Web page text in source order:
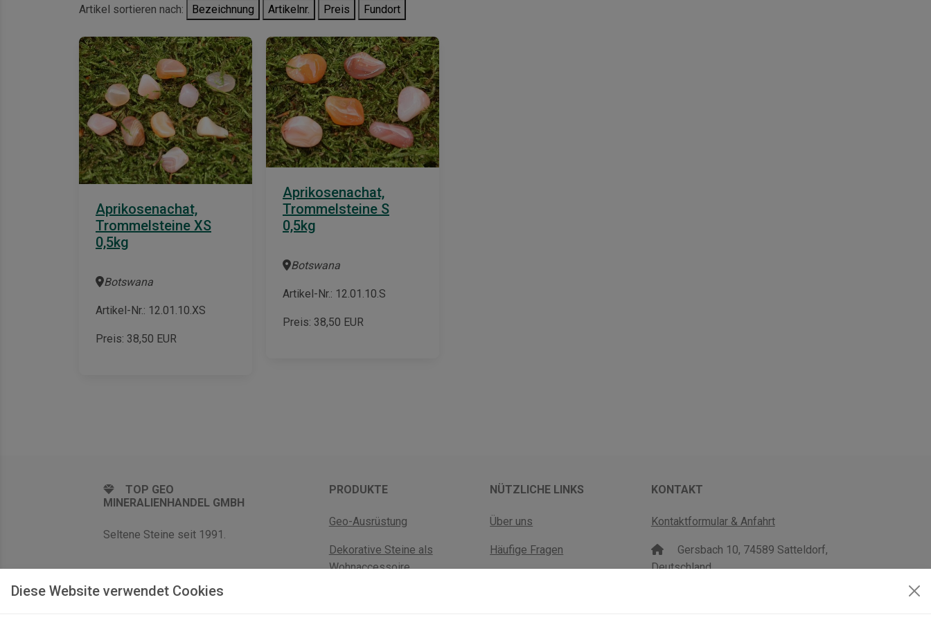
Diese Website verwendet Cookies
Artikel sortieren nach: Bezeichnung Artikelnr. Preis Fundort
Aprikosenachat,
Trommelsteine XS
0,5kg
Botswana
Artikel-Nr.: 12.01.10.XS
Preis: 38,50 EUR
Aprikosenachat,
Trommelsteine S
0,5kg
Botswana
Artikel-Nr.: 12.01.10.S
Preis: 38,50 EUR
TOP GEO
MINERALIENHANDEL GMBH
Seltene Steine seit 1991.
PRODUKTE
Geo-Ausrüstung
Dekorative Steine als
Wohnaccessoire
NÜTZLICHE LINKS
Über uns
Häufige Fragen
KONTAKT
Kontaktformular & Anfahrt
Gersbach 10, 74589 Satteldorf,
Deutschland